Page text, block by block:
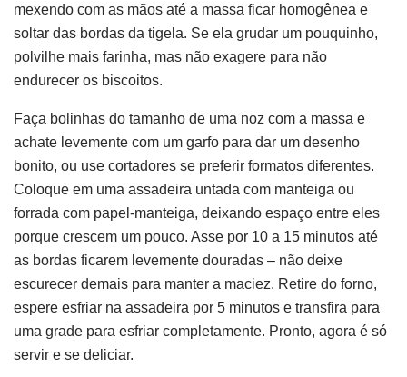
mexendo com as mãos até a massa ficar homogênea e
soltar das bordas da tigela. Se ela grudar um pouquinho,
polvilhe mais farinha, mas não exagere para não
endurecer os biscoitos.
Faça bolinhas do tamanho de uma noz com a massa e
achate levemente com um garfo para dar um desenho
bonito, ou use cortadores se preferir formatos diferentes.
Coloque em uma assadeira untada com manteiga ou
forrada com papel-manteiga, deixando espaço entre eles
porque crescem um pouco. Asse por 10 a 15 minutos até
as bordas ficarem levemente douradas – não deixe
escurecer demais para manter a maciez. Retire do forno,
espere esfriar na assadeira por 5 minutos e transfira para
uma grade para esfriar completamente. Pronto, agora é só
servir e se deliciar.